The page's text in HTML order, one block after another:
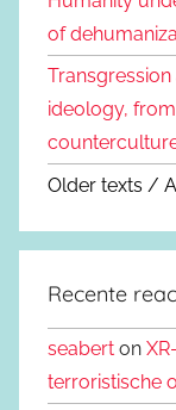
of
ideology,
Older texts /
Recente
seabert on
terroristische